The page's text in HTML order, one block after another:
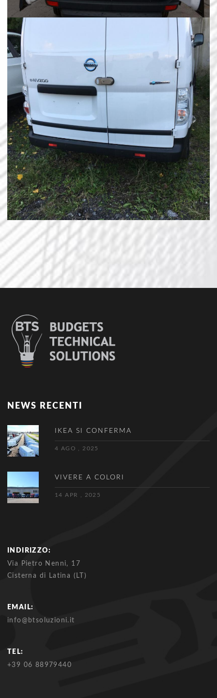
NEWS RECENTI
IKEA SI CONFERMA
4 AGO , 2025
VIVERE A COLORI
14 APR , 2025
INDIRIZZO:
Via Pietro Nenni, 17
Cisterna di Latina (LT)
EMAIL:
info@btsoluzioni.it
TEL:
+39 06 88979440